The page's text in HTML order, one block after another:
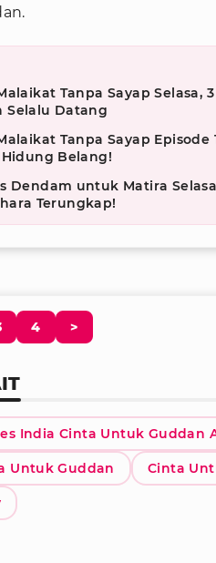
Tanpa Sayap Selasa,
Selalu Datang
Tanpa Sayap Episode
Belang!
Dendam untuk Matira
Terungkap!
4 >
India Cinta Untuk Guddan
Untuk Guddan Cinta